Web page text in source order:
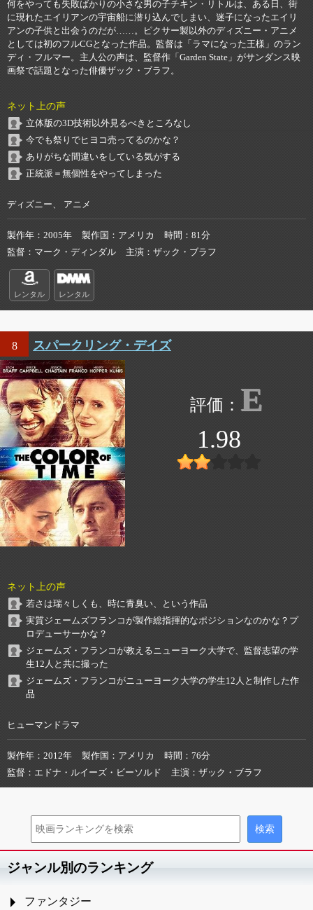
何をやっても失敗ばかりの小さな男の子チキン・リトルは、ある日、街
に現れたエイリアンの宇宙船に潜り込んでしまい、迷子になったエイリ
アンの子供と出会うのだが……。ピクサー製以外のディズニー・アニメ
としては初のフルCGとなった作品。監督は「ラマになった王様」のラン
ディ・フルマー。主人公の声は、監督作「Garden State」がサンダンス映
画祭で話題となった俳優ザック・ブラフ。
ネット上の声
立体版の3D技術以外見るべきところなし
今でも祭りでヒヨコ売ってるのかな？
ありがちな間違いをしている気がする
正統派＝無個性をやってしまった
ディズニー、 アニメ
製作年 2005年 製作国 アメリカ 時間
81分
監督
マーク・ディンダル 主演 ザック・ブラフ
レンタル レンタル
8 スパークリング・デイズ
E
1.98
ネット上の声
若さは瑞々しくも、時に青臭い、という作品
実質ジェームズフランコが製作総指揮的なポジションなのかな？プ
ロデューサーかな？
ジェームズ・フランコが教えるニューヨーク大学で、監督志望の学
生12人と共に撮った
ジェームズ・フランコがニューヨーク大学の学生12人と制作した作
品
ヒューマンドラマ
製作年 2012年 製作国 アメリカ 時間
76分
監督
エドナ・ルイーズ・ビーソルド 主演 ザック・ブラフ
ジャンル別のランキング
ファンタジー